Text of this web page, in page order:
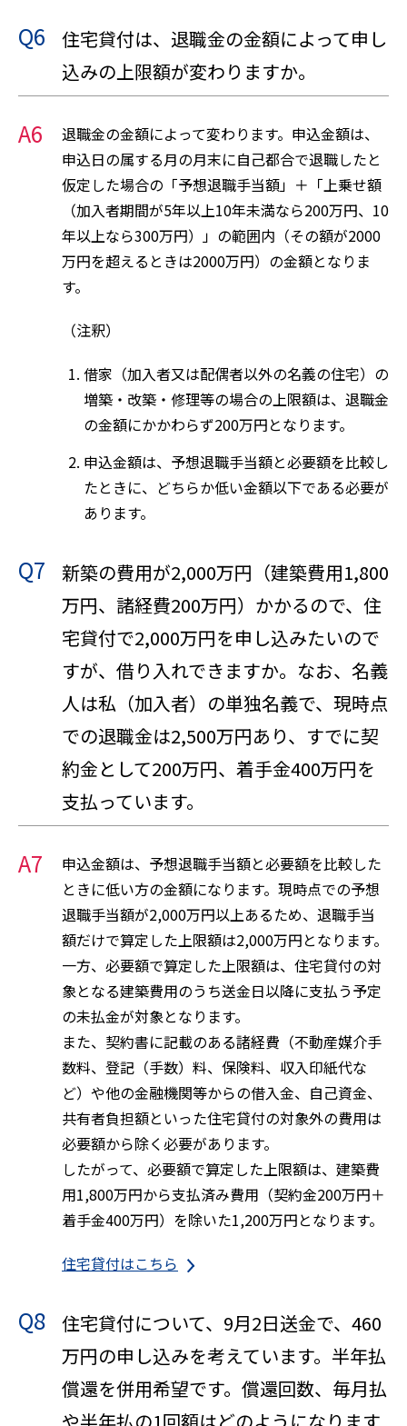
Q6
住宅貸付は、退職金の金額によって申し
込みの上限額が変わりますか。
A6
退職金の金額によって変わります。申込金額は、
申込日の属する月の月末に自己都合で退職したと
仮定した場合の「予想退職手当額」＋「上乗せ額
（加入者期間が5年以上10年未満なら200万円、10
年以上なら300万円）」の範囲内（その額が2000
万円を超えるときは2000万円）の金額となりま
す。
（注釈）
借家（加入者又は配偶者以外の名義の住宅）の
増築・改築・修理等の場合の上限額は、退職金
の金額にかかわらず200万円となります。
申込金額は、予想退職手当額と必要額を比較し
たときに、どちらか低い金額以下である必要が
あります。
Q7
新築の費用が2,000万円（建築費用1,800
万円、諸経費200万円）かかるので、住
宅貸付で2,000万円を申し込みたいので
すが、借り入れできますか。なお、名義
人は私（加入者）の単独名義で、現時点
での退職金は2,500万円あり、すでに契
約金として200万円、着手金400万円を
支払っています。
A7
申込金額は、予想退職手当額と必要額を比較した
ときに低い方の金額になります。現時点での予想
退職手当額が2,000万円以上あるため、退職手当
額だけで算定した上限額は2,000万円となります。
一方、必要額で算定した上限額は、住宅貸付の対
象となる建築費用のうち送金日以降に支払う予定
の未払金が対象となります。
また、契約書に記載のある諸経費（不動産媒介手
数料、登記（手数）料、保険料、収入印紙代な
ど）や他の金融機関等からの借入金、自己資金、
共有者負担額といった住宅貸付の対象外の費用は
必要額から除く必要があります。
したがって、必要額で算定した上限額は、建築費
用1,800万円から支払済み費用（契約金200万円＋
着手金400万円）を除いた1,200万円となります。
住宅貸付はこちら
Q8
住宅貸付について、9月2日送金で、460
万円の申し込みを考えています。半年払
償還を併用希望です。償還回数、毎月払